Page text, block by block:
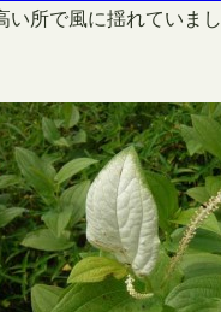
い所で風に揺れていまし